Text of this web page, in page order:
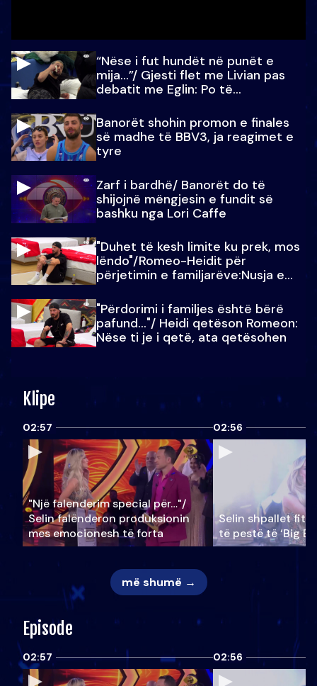
“Nëse i fut hundët në punët e
mija…”/ Gjesti flet me Livian pas
debatit me Eglin: Po të
Banorët shohin promon e finales
së madhe të BBV3, ja reagimet e
tyre
Zarf i bardhë/ Banorët do të
shijojnë mëngjesin e fundit së
bashku nga Lori Caffe
"Duhet të kesh limite ku prek, mos
lëndo"/Romeo-Heidit për
përjetimin e familjarëve:Nusja e
"Përdorimi i familjes është bërë
pafund…"/ Heidi qetëson Romeon:
Nëse ti je i qetë, ata qetësohen
Klipe
02:57
"Një falenderim special për…"/
Selin falënderon produksionin
mes emocionesh të forta
02:56
Selin shpallet
të pestë të ‘Big
më shumë →
Episode
02:57 02:56